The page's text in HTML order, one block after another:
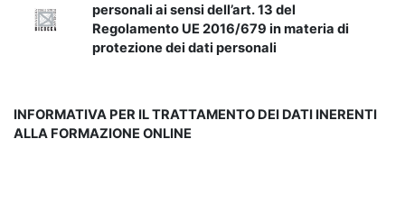
personali ai sensi dell’art. 13 del
Regolamento UE 2016/679 in materia di
protezione dei dati personali
INFORMATIVA PER IL TRATTAMENTO DEI DATI INERENTI
ALLA FORMAZIONE ONLINE